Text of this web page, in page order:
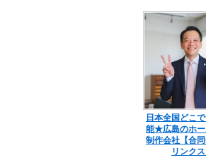
日本全国どこ
能★広島のホ
制作会社【合
リンクス